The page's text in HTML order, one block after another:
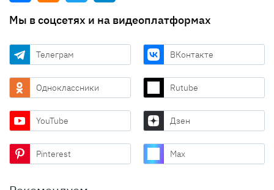
Мы в соцсетях и на видеоплатформах
Телеграм ВКонтакте
Одноклассники Rutube
YouTube Дзен
Pinterest Max